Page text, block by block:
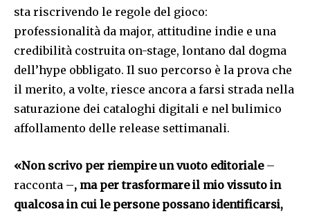
sta riscrivendo le regole del gioco:
professionalità da major, attitudine indie e una
credibilità costruita on-stage, lontano dal dogma
dell’hype obbligato. Il suo percorso è la prova che
il merito, a volte, riesce ancora a farsi strada nella
saturazione dei cataloghi digitali e nel bulimico
affollamento delle release settimanali.
«Non scrivo per riempire un vuoto editoriale –
racconta –, ma per trasformare il mio vissuto in
qualcosa in cui le persone possano identificarsi,